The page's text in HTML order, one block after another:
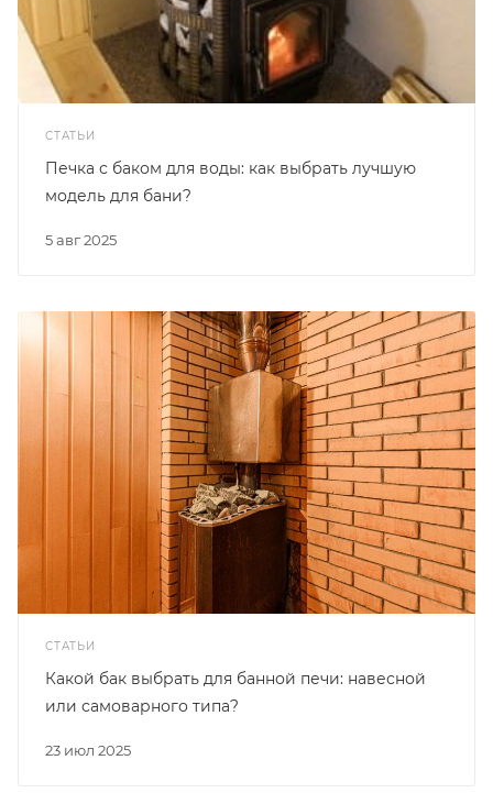
СТАТЬИ
5 авг 2025
Печка с баком для воды: как выбрать лучшую
модель для бани?
СТАТЬИ
23 июл 2025
Какой бак выбрать для банной печи: навесной
или самоварного типа?